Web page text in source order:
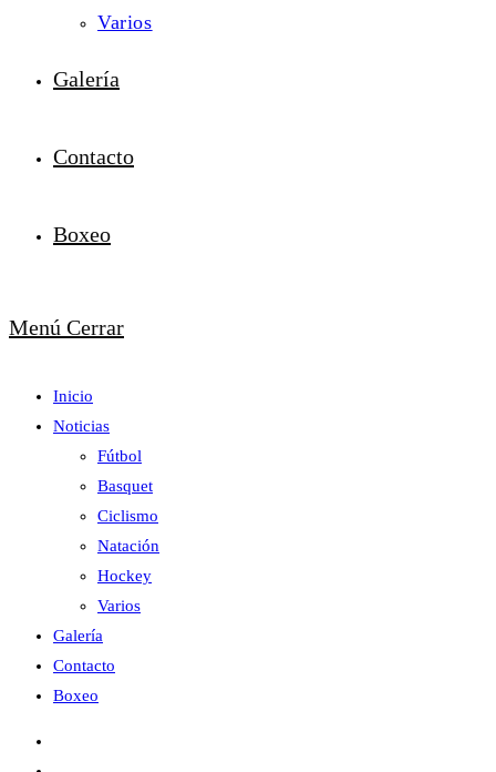
Varios
Galería
Contacto
Boxeo
Menú Cerrar
Inicio
Noticias
Fútbol
Basquet
Ciclismo
Natación
Hockey
Varios
Galería
Contacto
Boxeo